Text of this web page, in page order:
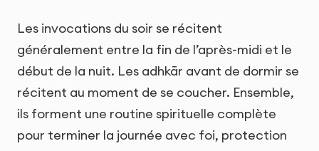
Les invocations du soir se récitent
généralement entre la fin de l’après-midi et le
début de la nuit. Les adhkār avant de dormir se
récitent au moment de se coucher. Ensemble,
ils forment une routine spirituelle complète
pour terminer la journée avec foi, protection